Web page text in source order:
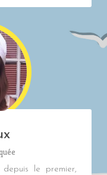
depuis le premier,